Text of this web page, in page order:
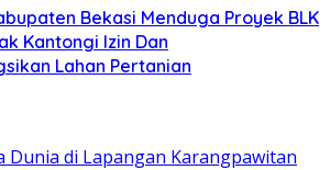
Bekasi Menduga Proyek BLK
Kantongi Izin Dan
Lahan Pertanian